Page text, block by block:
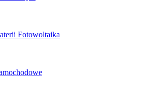
Fotowoltaika